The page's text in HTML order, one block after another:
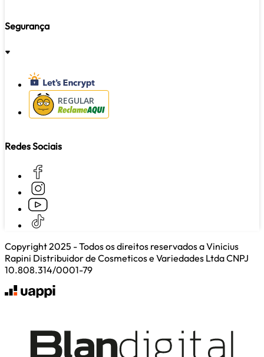
Segurança
REGULAR
Redes Sociais
Copyright 2025 - Todos os direitos reservados a Vinicius
Rapini Distribuidor de Cosmeticos e Variedades Ltda CNPJ
10.808.314/0001-79